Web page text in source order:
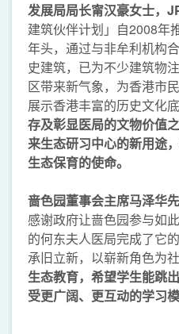
发展局局长甯汉豪女士，
建筑伙伴计划」自2008年
年头，通过与非牟利机构
史建筑，已为不少建筑物
区带来新气象，为香港市
展示香港丰富的历史文化底
存及彰显医局的文物价值
来生态研习中心的新用途
生态保育的使命。
啬色园董事会主席马泽华先
感谢政府让啬色园参与如
的何东夫人医局完成了它
承旧立新，以崭新角色为
生态教育，希望学生能跳
受更广阔、更互动的学习模